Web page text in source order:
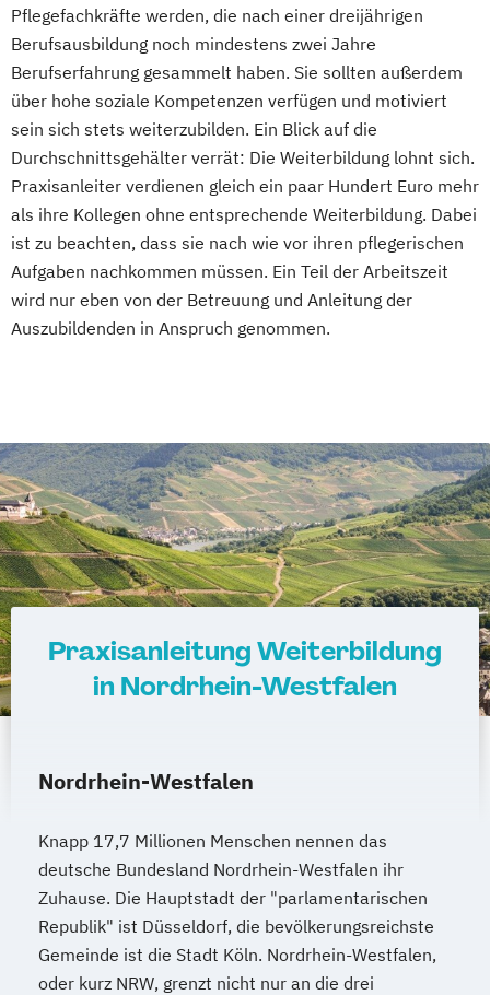
Pflegefachkräfte werden, die nach einer dreijährigen
Berufsausbildung noch mindestens zwei Jahre
Berufserfahrung gesammelt haben. Sie sollten außerdem
über hohe soziale Kompetenzen verfügen und motiviert
sein sich stets weiterzubilden. Ein Blick auf die
Durchschnittsgehälter verrät: Die Weiterbildung lohnt sich.
Praxisanleiter verdienen gleich ein paar Hundert Euro mehr
als ihre Kollegen ohne entsprechende Weiterbildung. Dabei
ist zu beachten, dass sie nach wie vor ihren pflegerischen
Aufgaben nachkommen müssen. Ein Teil der Arbeitszeit
wird nur eben von der Betreuung und Anleitung der
Auszubildenden in Anspruch genommen.
Praxisanleitung Weiterbildung
in Nordrhein-Westfalen
Nordrhein-Westfalen
Knapp 17,7 Millionen Menschen nennen das
deutsche Bundesland Nordrhein-Westfalen ihr
Zuhause. Die Hauptstadt der "parlamentarischen
Republik" ist Düsseldorf, die bevölkerungsreichste
Gemeinde ist die Stadt Köln. Nordrhein-Westfalen,
oder kurz NRW, grenzt nicht nur an die drei